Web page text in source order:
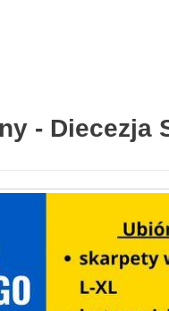
- Diecezja